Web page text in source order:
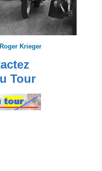
Krieger
Tour